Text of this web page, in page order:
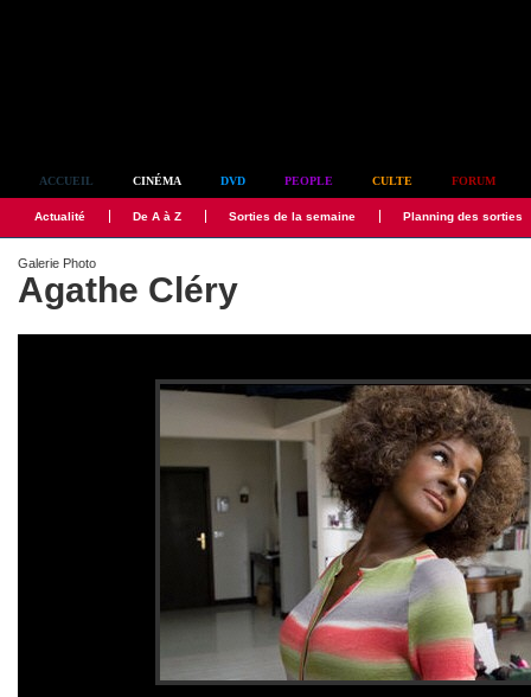
ACCUEIL CINÉMA DVD PEOPLE CULTE FORUM
Actualité De A à Z Sorties de la semaine Planning des sorties
Galerie Photo
Agathe Cléry